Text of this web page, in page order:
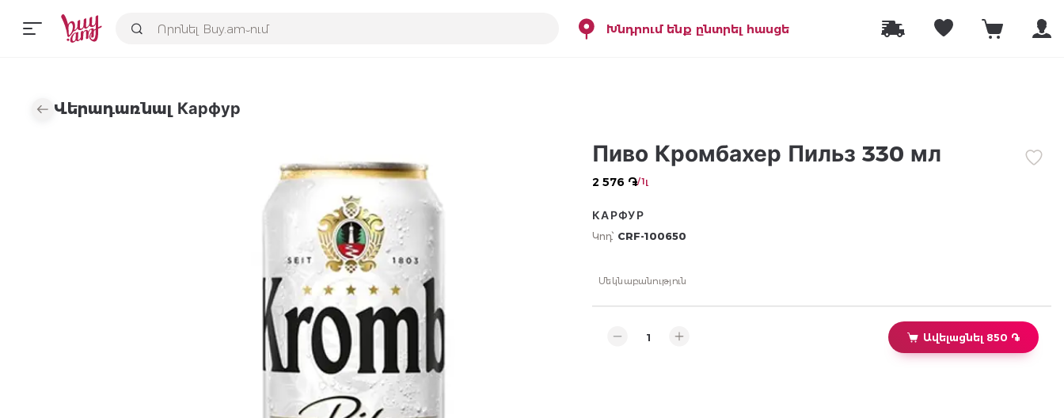
Խնդրում ենք ընտրել հասցե
Վերադառնալ Карфур
Пиво Кромбахер Пильз 330 мл
2 576 ֏/ 1լ
КАРФУР
Կոդ՝ CRF-100650
Մեկնաբանություն
Ավելացնել 850 ֏